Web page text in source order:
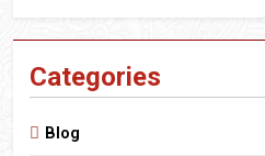
Categories
Blog